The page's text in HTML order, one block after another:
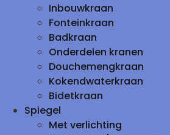
Inbouwkraan
Fonteinkraan
Badkraan
Onderdelen kranen
Douchemengkraan
Kokendwaterkraan
Bidetkraan
Spiegel
Met verlichting